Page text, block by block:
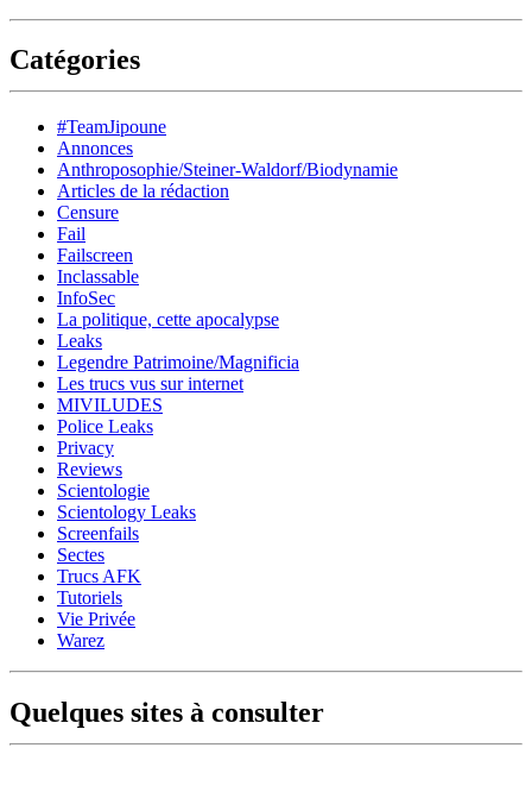
Catégories
#TeamJipoune
Annonces
Anthroposophie/Steiner-Waldorf/Biodynamie
Articles de la rédaction
Censure
Fail
Failscreen
Inclassable
InfoSec
La politique, cette apocalypse
Leaks
Legendre Patrimoine/Magnificia
Les trucs vus sur internet
MIVILUDES
Police Leaks
Privacy
Reviews
Scientologie
Scientology Leaks
Screenfails
Sectes
Trucs AFK
Tutoriels
Vie Privée
Warez
Quelques sites à consulter